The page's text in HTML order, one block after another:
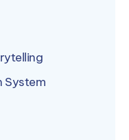
System